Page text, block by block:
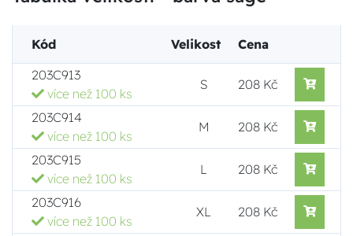
Kód Velikost
Cena
203C913
více než 100 ks
S 208 Kč
203C914
více než 100 ks
M 208 Kč
203C915
více než 100 ks
L 208 Kč
203C916
více než 100 ks
XL 208 Kč